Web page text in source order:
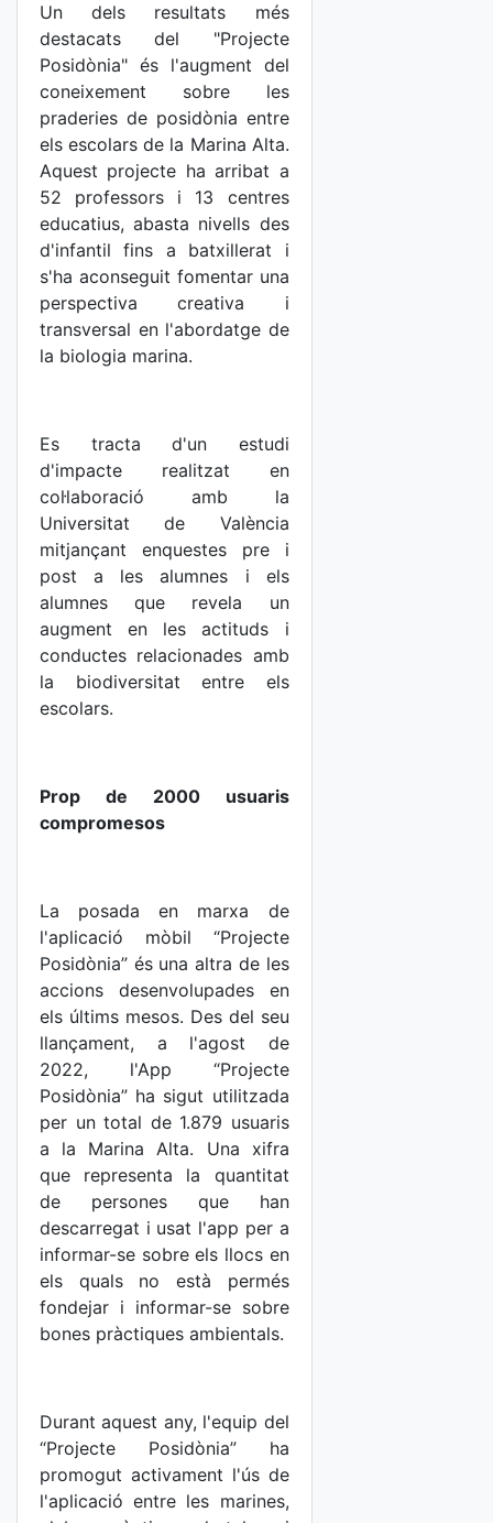
Un dels resultats més
destacats del "Projecte
Posidònia" és l'augment del
coneixement sobre les
praderies de posidònia entre
els escolars de la Marina Alta.
Aquest projecte ha arribat a
52 professors i 13 centres
educatius, abasta nivells des
d'infantil fins a batxillerat i
s'ha aconseguit fomentar una
perspectiva creativa i
transversal en l'abordatge de
la biologia marina.
Es tracta d'un estudi
d'impacte realitzat en
col·laboració amb la
Universitat de València
mitjançant enquestes pre i
post a les alumnes i els
alumnes que revela un
augment en les actituds i
conductes relacionades amb
la biodiversitat entre els
escolars.
Prop de 2000 usuaris
compromesos
La posada en marxa de
l'aplicació mòbil “Projecte
Posidònia” és una altra de les
accions desenvolupades en
els últims mesos. Des del seu
llançament, a l'agost de
2022, l'App “Projecte
Posidònia” ha sigut utilitzada
per un total de 1.879 usuaris
a la Marina Alta. Una xifra
que representa la quantitat
de persones que han
descarregat i usat l'app per a
informar-se sobre els llocs en
els quals no està permés
fondejar i informar-se sobre
bones pràctiques ambientals.
Durant aquest any, l'equip del
“Projecte Posidònia” ha
promogut activament l'ús de
l'aplicació entre les marines,